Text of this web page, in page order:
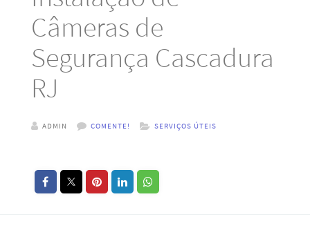
Câmeras de
Segurança Cascadura
RJ
ADMIN COMENTE! SERVIÇOS ÚTEIS